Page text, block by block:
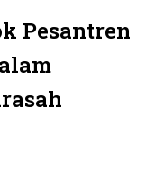
Pesantren